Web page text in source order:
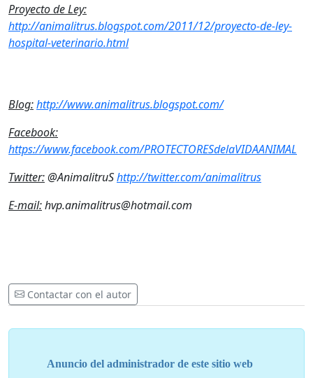
Proyecto de Ley:
http://animalitrus.blogspot.com/2011/12/proyecto-de-ley-
hospital-veterinario.html
Blog:http://www.animalitrus.blogspot.com/
Facebook:
https://www.facebook.com/PROTECTORESdelaVIDAANIMAL
Twitter:@AnimalitruShttp://twitter.com/animalitrus
E-mail:hvp.animalitrus@hotmail.com
Contactar con el autor
Anuncio del administrador de este sitio web